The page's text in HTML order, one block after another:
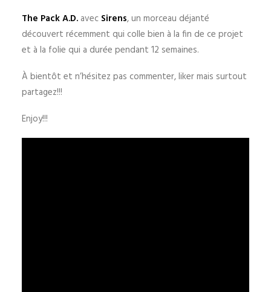
The Pack A.D. avec Sirens, un morceau déjanté
découvert récemment qui colle bien à la fin de ce projet
et à la folie qui a durée pendant 12 semaines.
À bientôt et n’hésitez pas commenter, liker mais surtout
partagez!!!
Enjoy!!!